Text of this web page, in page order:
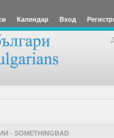
Календар Вход
SOMETHINGBAD